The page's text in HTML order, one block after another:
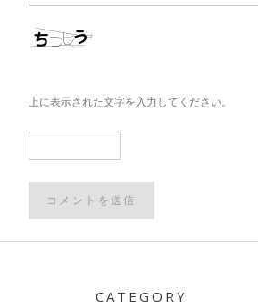
上に表示された文字を入力してください。
CATEGORY